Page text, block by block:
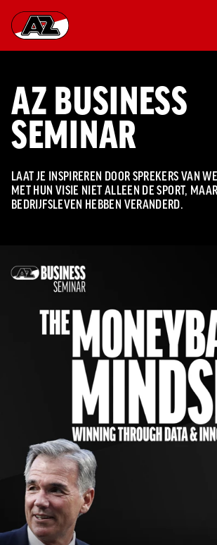
Ga naar onze homepage
AZ BUSINESS
SEMINAR
LAAT JE INSPIREREN DOOR SPREKERS VAN
MET HUN VISIE NIET ALLEEN DE SPORT,
BEDRIJFSLEVEN HEBBEN VERANDERD.